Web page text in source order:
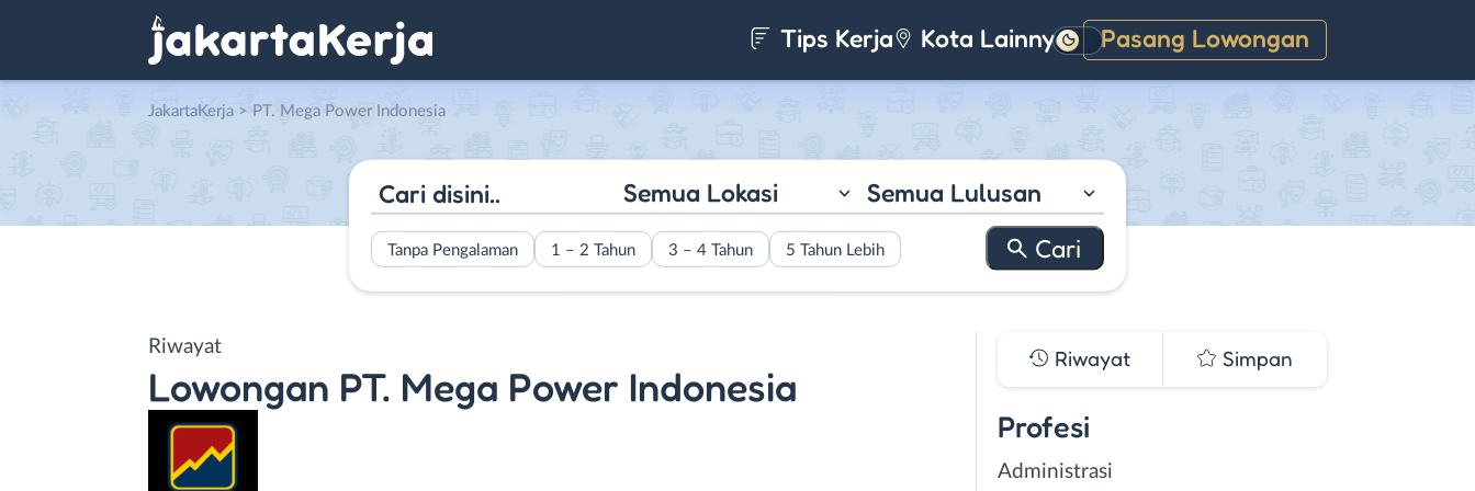
Tips Kerja Kota Lainnya Pasang Lowongan
Gelap
JakartaKerja > PT. Mega Power Indonesia
Semua Lokasi Semua Lulusan
Tanpa Pengalaman 1 – 2 Tahun 3 – 4 Tahun 5 Tahun Lebih
Riwayat
Lowongan PT. Mega Power Indonesia
Riwayat Simpan
Profesi
Administrasi